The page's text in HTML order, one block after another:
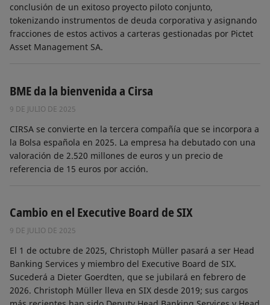
conclusión de un exitoso proyecto piloto conjunto,
tokenizando instrumentos de deuda corporativa y asignando
fracciones de estos activos a carteras gestionadas por Pictet
Asset Management SA.
BME da la bienvenida a Cirsa
9 DE JULIO DE 2025
CIRSA se convierte en la tercera compañía que se incorpora a
la Bolsa española en 2025. La empresa ha debutado con una
valoración de 2.520 millones de euros y un precio de
referencia de 15 euros por acción.
Cambio en el Executive Board de SIX
9 DE JULIO DE 2025
El 1 de octubre de 2025, Christoph Müller pasará a ser Head
Banking Services y miembro del Executive Board de SIX.
Sucederá a Dieter Goerdten, que se jubilará en febrero de
2026. Christoph Müller lleva en SIX desde 2019; sus cargos